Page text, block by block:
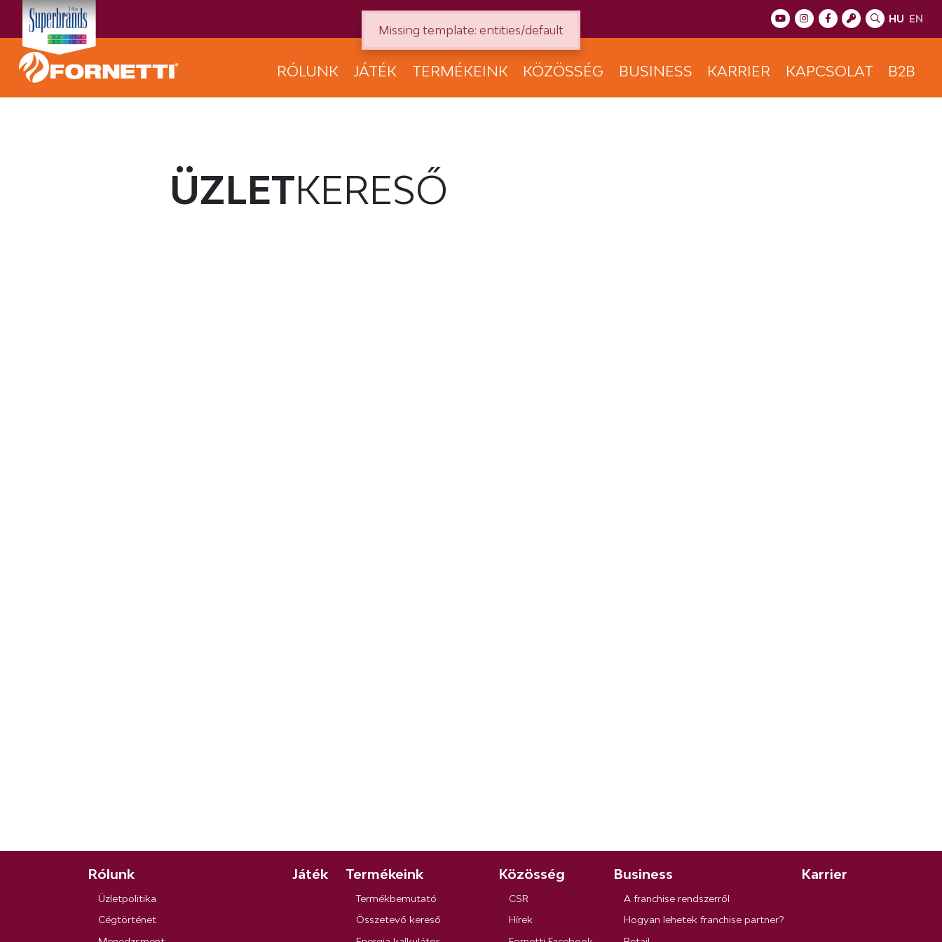
HU EN
RÓLUNK JÁTÉK TERMÉKEINK KÖZÖSSÉG BUSINESS KARRIER KAPCSOLAT B2B
ÜZLETKERESŐ
Rólunk
Üzletpolitika
Cégtörténet
Játék Termékeink
Termékbemutató
Összetevő kereső
Közösség
CSR
Hírek
Business
A franchise rendszerről
Hogyan lehetek franchise partner?
Karrier
Missing template: entities/default